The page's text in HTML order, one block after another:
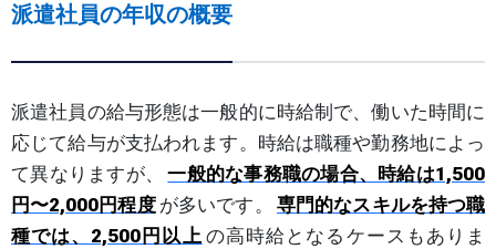
派遣社員の年収の概要
派遣社員の給与形態は一般的に時給制で、働いた時間に
応じて給与が支払われます。時給は職種や勤務地によっ
て異なりますが、
一般的な事務職の場合、時給は1,500
円〜2,000円程度 が多いです。
専門的なスキルを持つ職
種では、2,500円以上 の高時給となるケースもありま